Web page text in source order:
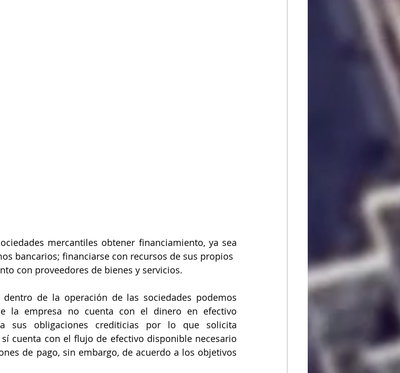
mercantiles obtener financiamiento, ya sea
bancarios; financiarse con recursos de sus propios
con proveedores de bienes y servicios.
de la operación de las sociedades podemos
la empresa no cuenta con el dinero en efectivo
sus obligaciones crediticias por lo que solicita
cuenta con el flujo de efectivo disponible necesario
de pago, sin embargo, de acuerdo a los objetivos